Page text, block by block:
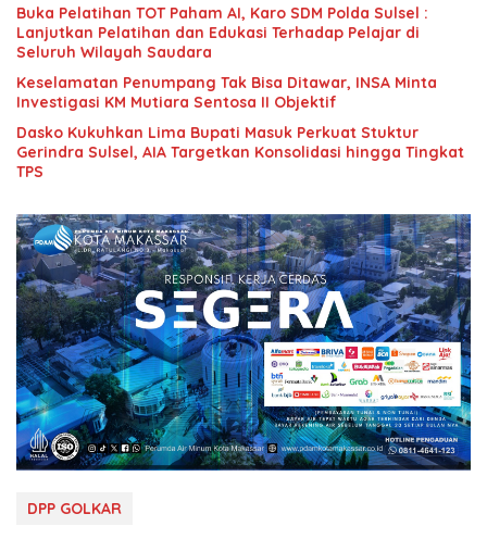
Buka Pelatihan TOT Paham AI, Karo SDM Polda Sulsel :
Lanjutkan Pelatihan dan Edukasi Terhadap Pelajar di
Seluruh Wilayah Saudara
Keselamatan Penumpang Tak Bisa Ditawar, INSA Minta
Investigasi KM Mutiara Sentosa II Objektif
Dasko Kukuhkan Lima Bupati Masuk Perkuat Stuktur
Gerindra Sulsel, AIA Targetkan Konsolidasi hingga Tingkat
TPS
DPP GOLKAR